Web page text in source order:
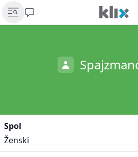
Spol
Ženski